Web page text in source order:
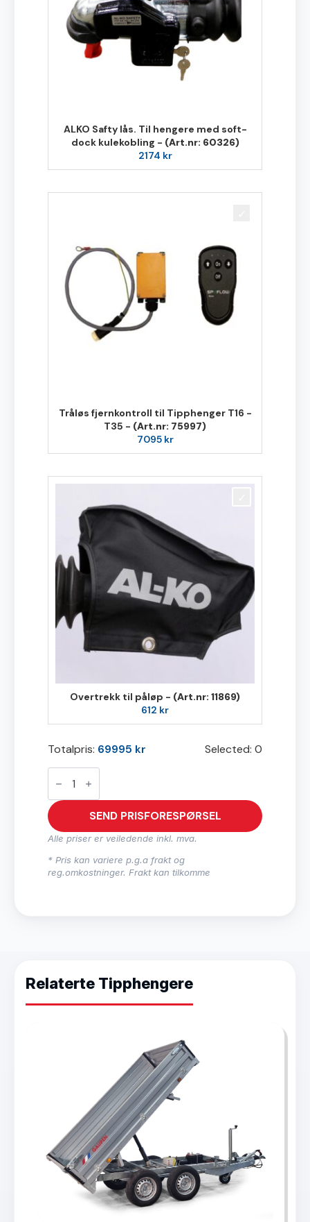
ALKO Safty lås. Til hengere med soft-
dock kulekobling - (Art.nr: 60326)
2174 kr
Tråløs fjernkontroll til Tipphenger T16 -
T35 - (Art.nr: 75997)
7095 kr
Overtrekk til påløp - (Art.nr: 11869)
612 kr
Totalpris: 69995 kr Selected: 0
T1625
antall
SEND PRISFORESPØRSEL
Alle priser er veiledende inkl. mva.
* Pris kan variere p.g.a frakt og
reg.omkostninger. Frakt kan tilkomme
Relaterte Tipphengere